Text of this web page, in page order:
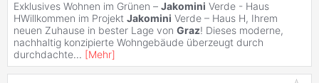
Exklusives Wohnen im Grünen – Jakomini Verde - Haus
HWillkommen im Projekt Jakomini Verde – Haus H, Ihrem
neuen Zuhause in bester Lage von Graz! Dieses moderne,
nachhaltig konzipierte Wohngebäude überzeugt durch
durchdachte... [Mehr]